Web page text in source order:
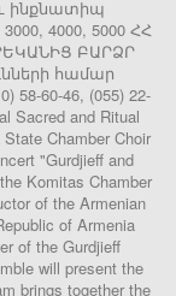
ինքնատիպ
4000, 5000 ՀՀ
ԲԱՐՁՐ
համար
58-60-46, (055) 22-
Sacred and Ritual
Chamber Choir
"Gurdjieff and
Komitas Chamber
of the Armenian
of Armenia
of the Gurdjieff
will present the
brings together the